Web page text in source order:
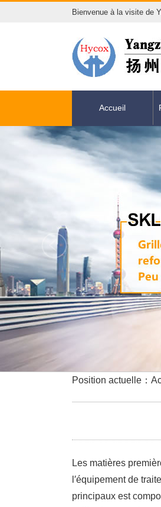
Bienvenue à la visite de
Accueil
Position actuelle：
Les matières
l′équipement de
principaux est